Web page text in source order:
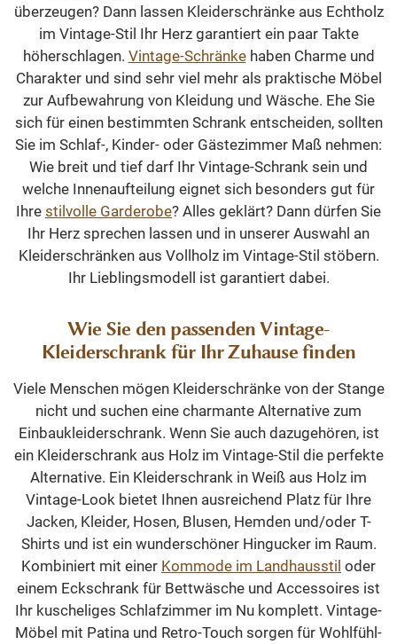
überzeugen? Dann lassen Kleiderschränke aus Echtholz
im Vintage-Stil Ihr Herz garantiert ein paar Takte
höherschlagen. Vintage-Schränkehaben Charme und
Charakter und sind sehr viel mehr als praktische Möbel
zur Aufbewahrung von Kleidung und Wäsche. Ehe Sie
sich für einen bestimmten Schrank entscheiden, sollten
Sie im Schlaf-, Kinder- oder Gästezimmer Maß nehmen:
Wie breit und tief darf Ihr Vintage-Schrank sein und
welche Innenaufteilung eignet sich besonders gut für
Ihre stilvolle Garderobe? Alles geklärt? Dann dürfen Sie
Ihr Herz sprechen lassen und in unserer Auswahl an
Kleiderschränken aus Vollholz im Vintage-Stil stöbern.
Ihr Lieblingsmodell ist garantiert dabei.
Wie Sie den passenden Vintage-
Kleiderschrank für Ihr Zuhause finden
Viele Menschen mögen Kleiderschränke von der Stange
nicht und suchen eine charmante Alternative zum
Einbaukleiderschrank. Wenn Sie auch dazugehören, ist
ein Kleiderschrank aus Holz im Vintage-Stil die perfekte
Alternative. Ein Kleiderschrank in Weiß aus Holz im
Vintage-Look bietet Ihnen ausreichend Platz für Ihre
Jacken, Kleider, Hosen, Blusen, Hemden und/oder T-
Shirts und ist ein wunderschöner Hingucker im Raum.
Kombiniert mit einer Kommode im Landhausstil oder
einem Eckschrank für Bettwäsche und Accessoires ist
Ihr kuscheliges Schlafzimmer im Nu komplett. Vintage-
Möbel mit Patina und Retro-Touch sorgen für Wohlfühl-